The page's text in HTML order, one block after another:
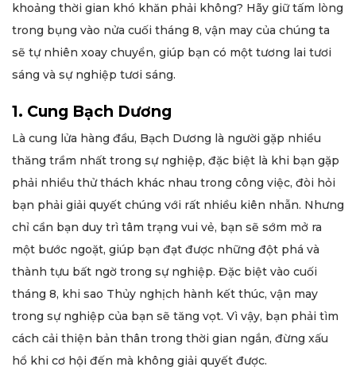
khoảng thời gian khó khăn phải không? Hãy giữ tấm lòng
trong bụng vào nửa cuối tháng 8, vận may của chúng ta
sẽ tự nhiên xoay chuyển, giúp bạn có một tương lai tươi
sáng và sự nghiệp tươi sáng.
1. Cung Bạch Dương
Là cung lửa hàng đầu, Bạch Dương là người gặp nhiều
thăng trầm nhất trong sự nghiệp, đặc biệt là khi bạn gặp
phải nhiều thử thách khác nhau trong công việc, đòi hỏi
bạn phải giải quyết chúng với rất nhiều kiên nhẫn. Nhưng
chỉ cần bạn duy trì tâm trạng vui vẻ, bạn sẽ sớm mở ra
một bước ngoặt, giúp bạn đạt được những đột phá và
thành tựu bất ngờ trong sự nghiệp. Đặc biệt vào cuối
tháng 8, khi sao Thủy nghịch hành kết thúc, vận may
trong sự nghiệp của bạn sẽ tăng vọt. Vì vậy, bạn phải tìm
cách cải thiện bản thân trong thời gian ngắn, đừng xấu
hổ khi cơ hội đến mà không giải quyết được.